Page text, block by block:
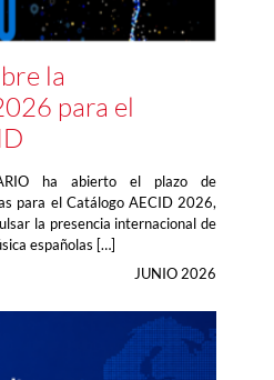
la
para el
ha abierto el plazo de
para el Catálogo AECID 2026,
la presencia internacional de
españolas […]
JUNIO 2026